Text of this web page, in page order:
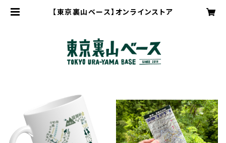
【東京裏山ベース】オンラインストア